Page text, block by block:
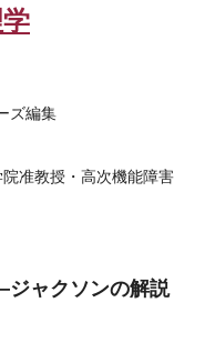
編集
院准教授・高次機能障害
ャクソンの解説